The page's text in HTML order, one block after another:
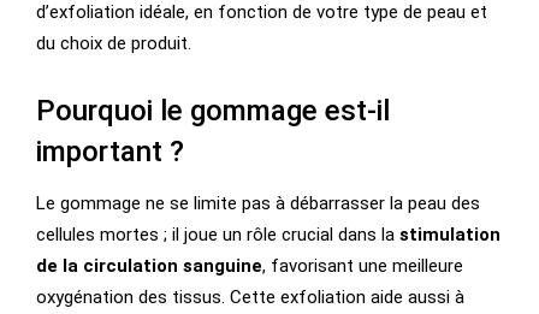
d’exfoliation idéale, en fonction de votre type de peau et
du choix de produit.
Pourquoi le gommage est-il
important ?
Le gommage ne se limite pas à débarrasser la peau des
cellules mortes ; il joue un rôle crucial dans la stimulation
de la circulation sanguine, favorisant une meilleure
oxygénation des tissus. Cette exfoliation aide aussi à